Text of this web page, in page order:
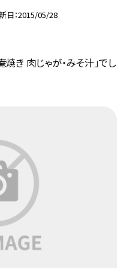
日 2015/05/28
き 肉じゃが・みそ汁」でし